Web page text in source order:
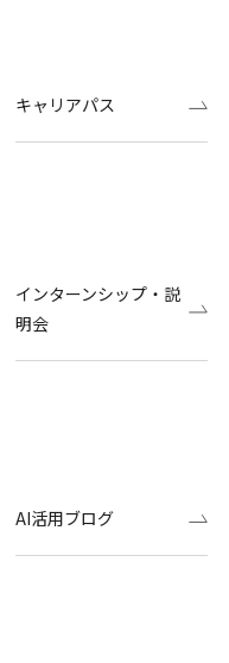
キャリアパス
インターンシップ・説
明会
AI活用ブログ